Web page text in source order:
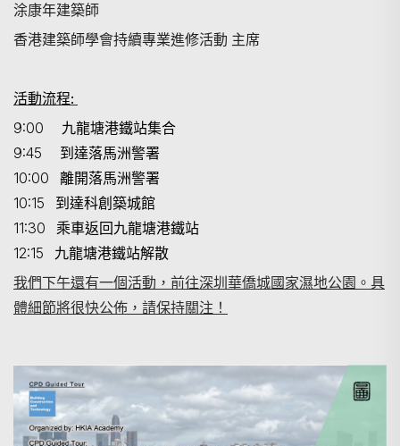
涂康年建築師
香港建築師學會持續專業進修活動 主席
活動流程:
9:00 九龍塘港鐵站集合
9:45 到 達落馬洲警署
10:00 離開落馬洲警署
10:15 到 達科創築城館
11:30 乘車返回九龍塘港鐵站
12:15 九龍塘港鐵站解散
我們下午還有一個活動，前往深圳華僑城國家濕地公園。具
體細節將很快公佈，請保持關注！